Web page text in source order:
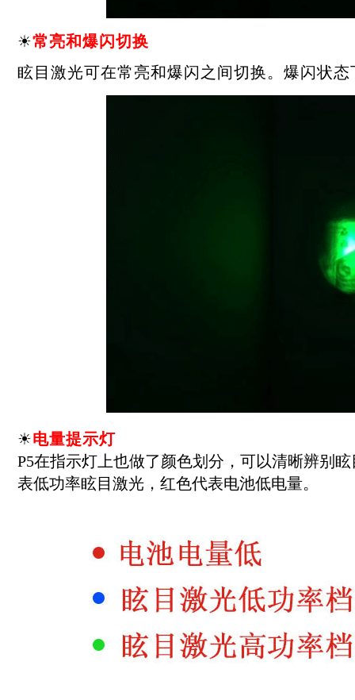
☀常亮和爆闪切换
眩目激光可在常亮和爆闪之间切换。爆闪状
☀电量提示灯
P5在指示灯上也做了颜色划分，可以清晰辨别
表低功率眩目激光，红色代表电池低电量。